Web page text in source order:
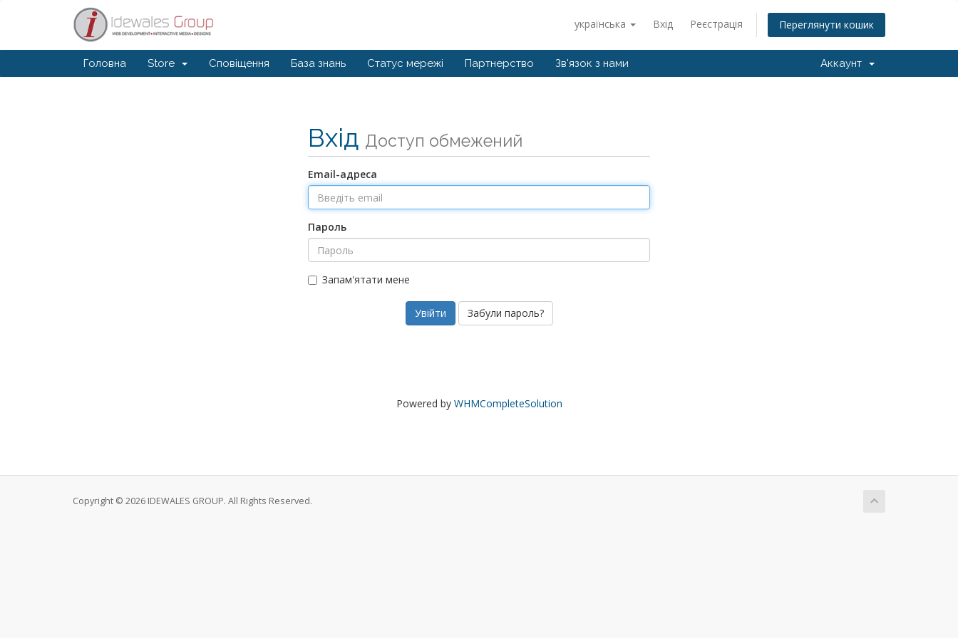
українська Вхід Реєстрація Переглянути кошик
Головна Store Сповіщення База знань Статус мережі Партнерство Зв'язок з нами Аккаунт
Вхід Доступ обмежений
Email-адреса
Пароль
Запам'ятати мене
Забули пароль?
Powered by WHMCompleteSolution
Copyright © 2026 IDEWALES GROUP. All Rights Reserved.